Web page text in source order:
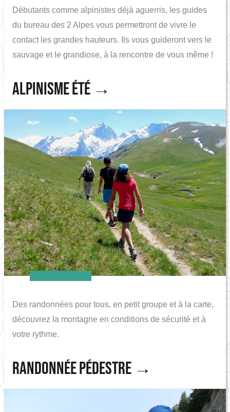
Débutants comme alpinistes déjà aguerris, les guides
du bureau des 2 Alpes vous permettront de vivre le
contact les grandes hauteurs. Ils vous guideront vers le
sauvage et le grandiose, à la rencontre de vous même !
Alpinisme été
Des randonnées pour tous, en petit groupe et à la carte,
découvrez la montagne en conditions de sécurité et à
votre rythme.
Randonnée pédestre